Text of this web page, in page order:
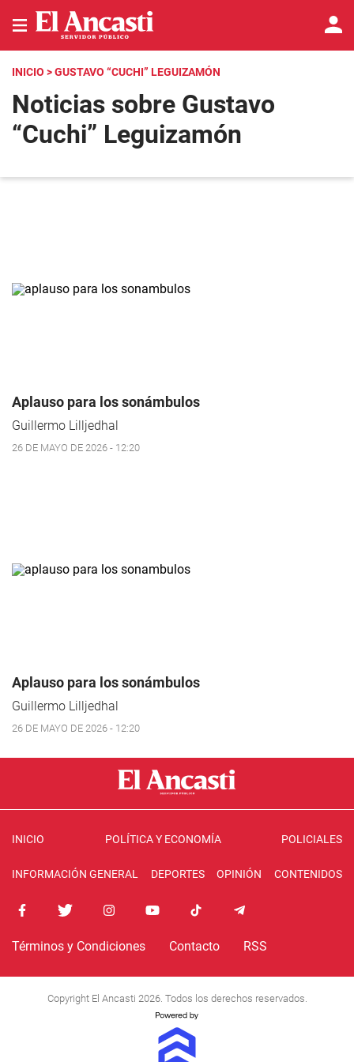
INICIO > GUSTAVO “CUCHI” LEGUIZAMÓN
Noticias sobre Gustavo
“Cuchi” Leguizamón
Aplauso para los sonámbulos
Guillermo Lilljedhal
26 DE MAYO DE 2026 - 12:20
Aplauso para los sonámbulos
Guillermo Lilljedhal
26 DE MAYO DE 2026 - 12:20
INICIO POLÍTICA Y ECONOMÍA POLICIALES
INFORMACIÓN GENERAL DEPORTES OPINIÓN CONTENIDOS
Términos y Condiciones Contacto RSS
Copyright El Ancasti 2026. Todos los derechos reservados.